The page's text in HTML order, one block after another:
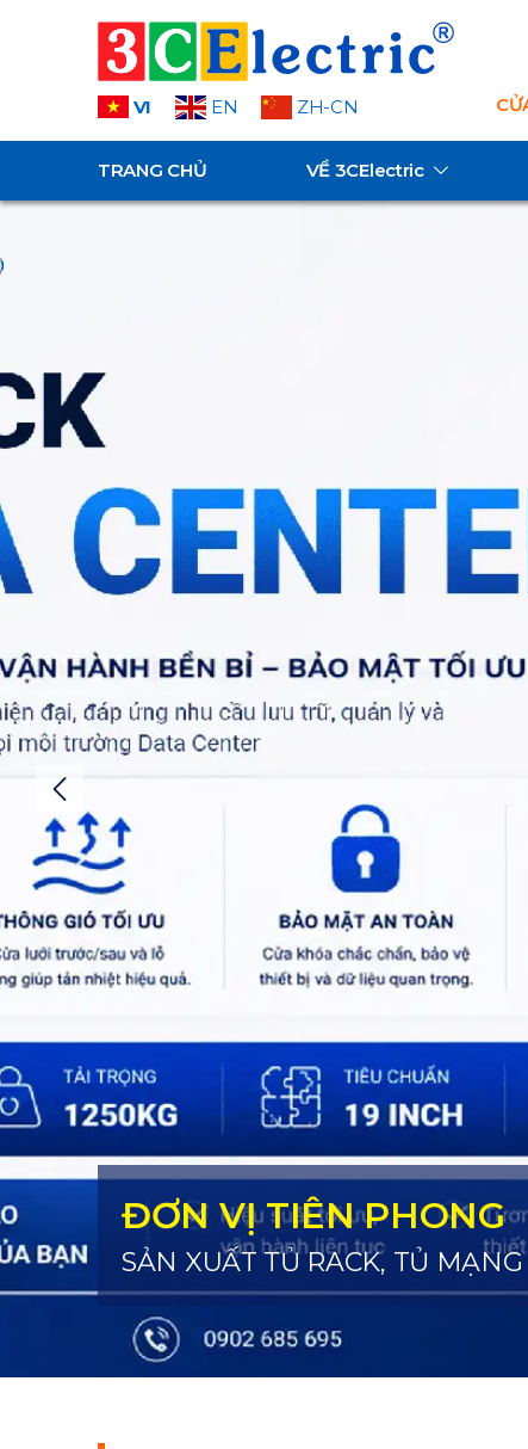
VI EN ZH-CN
TRANG CHỦ VỀ 3CElectric
ĐƠN VỊ TIÊN PHONG
SẢN XUẤT TỦ RACK, TỦ MẠNG